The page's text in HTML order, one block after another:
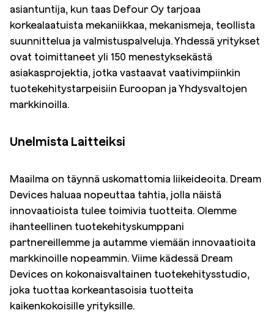
asiantuntija, kun taas Defour Oy tarjoaa
korkealaatuista mekaniikkaa, mekanismeja, teollista
suunnittelua ja valmistuspalveluja. Yhdessä yritykset
ovat toimittaneet yli 150 menestyksekästä
asiakasprojektia, jotka vastaavat vaativimpiinkin
tuotekehitystarpeisiin Euroopan ja Yhdysvaltojen
markkinoilla.
Unelmista Laitteiksi
Maailma on täynnä uskomattomia liikeideoita. Dream
Devices haluaa nopeuttaa tahtia, jolla näistä
innovaatioista tulee toimivia tuotteita. Olemme
ihanteellinen tuotekehityskumppani
partnereillemme ja autamme viemään innovaatioita
markkinoille nopeammin. Viime kädessä Dream
Devices on kokonaisvaltainen tuotekehitysstudio,
joka tuottaa korkeantasoisia tuotteita
kaikenkokoisille yrityksille.